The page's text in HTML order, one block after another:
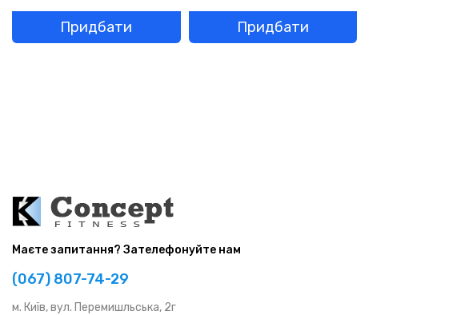
Придбати Придбати
Маєте запитання? Зателефонуйте нам
(067) 807-74-29
м. Київ, вул. Перемишльська, 2г